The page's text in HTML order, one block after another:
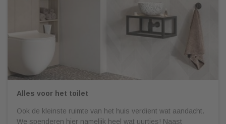
Alles voor het toilet
Ook de kleinste ruimte van het huis verdient wat aandacht.
We spenderen hier namelijk heel wat uurtjes! Naast